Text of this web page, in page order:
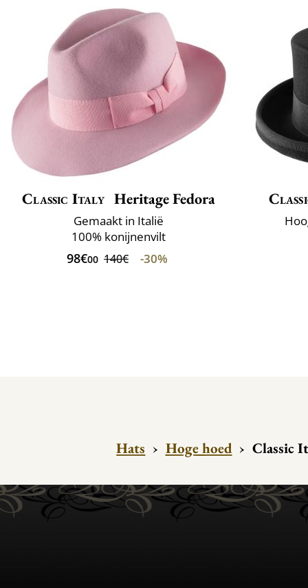
Classic Italy Heritage Fedora
Gemaakt in Italië
100% konijnenvilt
98€00 140€ -30%
Hats › Hoge hoed › Classic